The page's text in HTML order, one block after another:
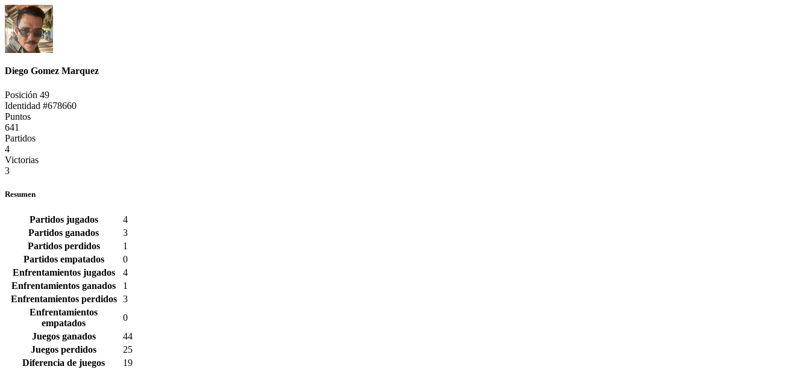
Diego Gomez Marquez
Posición 49
Identidad #678660
Puntos
641
Partidos
4
Victorias
3
Resumen
Partidos jugados
4
Partidos ganados
3
Partidos perdidos
1
Partidos empatados
0
Enfrentamientos jugados
4
Enfrentamientos ganados
1
Enfrentamientos perdidos
3
Enfrentamientos
empatados
0
Juegos ganados
44
Juegos perdidos
25
Diferencia de juegos
19